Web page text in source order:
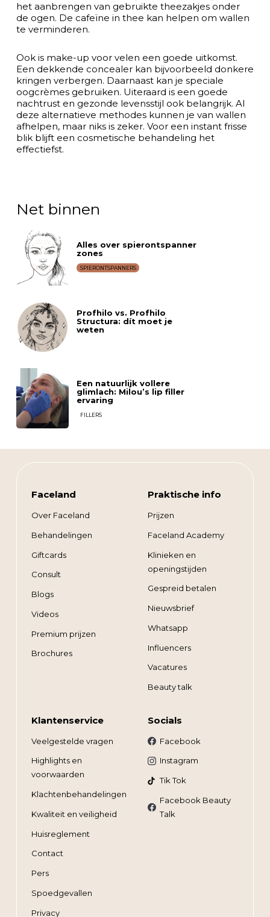
het aanbrengen van gebruikte theezakjes onder
de ogen. De cafeïne in thee kan helpen om wallen
te verminderen.
Ook is make-up voor velen een goede uitkomst.
Een dekkende concealer kan bijvoorbeeld donkere
kringen verbergen. Daarnaast kan je speciale
oogcrèmes gebruiken. Uiteraard is een goede
nachtrust en gezonde levensstijl ook belangrijk. Al
deze alternatieve methodes kunnen je van wallen
afhelpen, maar niks is zeker. Voor een instant frisse
blik blijft een cosmetische behandeling het
effectiefst.
Net binnen
Alles over spierontspanner
zones
SPIERONTSPANNERS
Profhilo vs. Profhilo
Structura: dít moet je
weten
Een natuurlijk vollere
glimlach: Milou’s lip filler
ervaring
FILLERS
Faceland
Over Faceland
Behandelingen
Giftcards
Consult
Blogs
Videos
Premium prijzen
Brochures
Praktische info
Prijzen
Faceland Academy
Klinieken en
openingstijden
Gespreid betalen
Nieuwsbrief
Whatsapp
Influencers
Vacatures
Beauty talk
Klantenservice
Veelgestelde vragen
Highlights en
voorwaarden
Klachtenbehandelingen
Kwaliteit en veiligheid
Huisreglement
Contact
Pers
Spoedgevallen
Privacy
Socials
Facebook
Instagram
Tik Tok
Facebook Beauty
Talk